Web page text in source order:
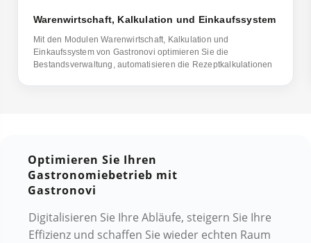
Warenwirtschaft, Kalkulation und Einkaufssystem
Mit den Modulen Warenwirtschaft, Kalkulation und
Einkaufssystem von Gastronovi optimieren Sie die
Bestandsverwaltung, automatisieren die Rezeptkalkulationen
Optimieren Sie Ihren
Gastronomiebetrieb mit
Gastronovi
Digitalisieren Sie Ihre Abläufe, steigern Sie Ihre
Effizienz und schaffen Sie wieder echten Raum